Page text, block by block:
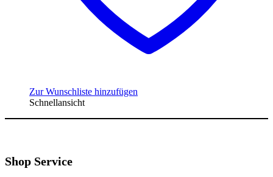
Zur Wunschliste hinzufügen
Schnellansicht
Shop Service